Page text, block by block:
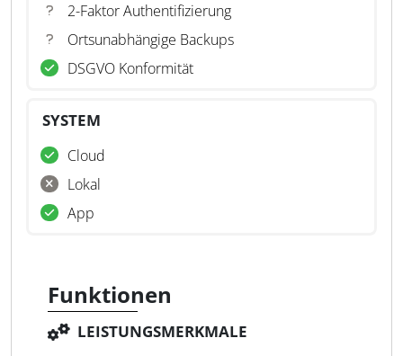
2-Faktor Authentifizierung
Ortsunabhängige Backups
DSGVO Konformität
SYSTEM
Cloud
Lokal
App
Funktionen
LEISTUNGSMERKMALE